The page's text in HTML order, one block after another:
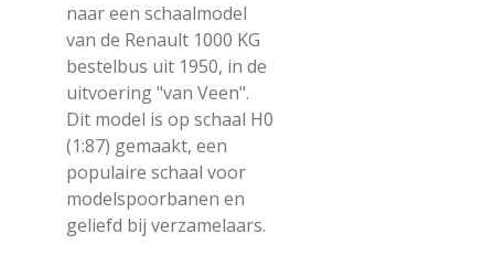
naar een schaalmodel
van de Renault 1000 KG
bestelbus uit 1950, in de
uitvoering "van Veen".
Dit model is op schaal H0
(1:87) gemaakt, een
populaire schaal voor
modelspoorbanen en
geliefd bij verzamelaars.